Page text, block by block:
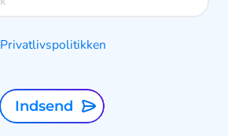
Privatlivspolitikken
Indsend